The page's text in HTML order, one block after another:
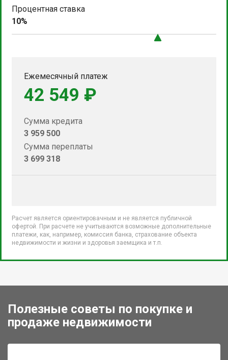
Процентная ставка
10%
Ежемесячный платеж
42 549 ₽
Сумма кредита
3 959 500
Сумма переплаты
3 699 318
Расчет является ориентировачным и не является публичной
офертой. При расчете не учитываются возможные дополнительные
платежи, как, например, комиссия банка, страхование объекта
недвижимости и жизни и здоровья заемщика и т.п.
Полезные советы по покупке и
продаже недвижимости